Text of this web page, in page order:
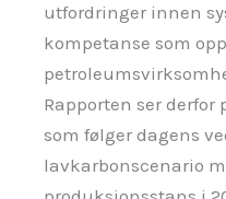
utfordringer innen
kompetanse som
Rapporten ser derfor
som følger dagens
lavkarbonscenario